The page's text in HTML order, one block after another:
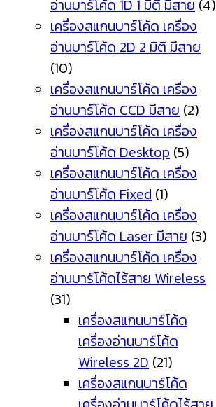
อ่านบาร์โค้ด 1D 1 มิติ มีสาย (4)
เครื่องสแกนบาร์โค้ด เครื่อง
อ่านบาร์โค้ด 2D 2 มิติ มีสาย
(10)
เครื่องสแกนบาร์โค้ด เครื่อง
อ่านบาร์โค้ด CCD มีสาย (2)
เครื่องสแกนบาร์โค้ด เครื่อง
อ่านบาร์โค้ด Desktop (5)
เครื่องสแกนบาร์โค้ด เครื่อง
อ่านบาร์โค้ด Fixed (1)
เครื่องสแกนบาร์โค้ด เครื่อง
อ่านบาร์โค้ด Laser มีสาย (3)
เครื่องสแกนบาร์โค้ด เครื่อง
อ่านบาร์โค้ดไร้สาย Wireless
(31)
เครื่องสแกนบาร์โค้ด
เครื่องอ่านบาร์โค้ด
Wireless 2D (21)
เครื่องสแกนบาร์โค้ด